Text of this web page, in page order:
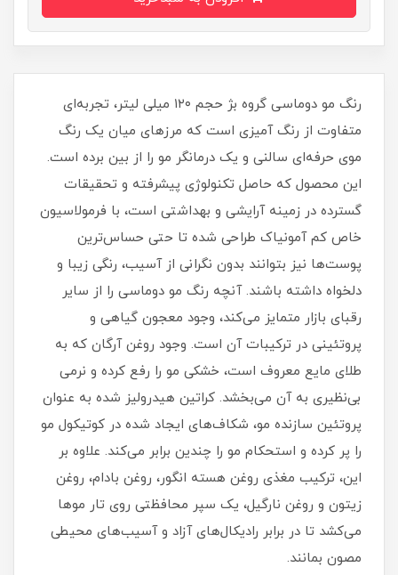
رنگ مو دوماسی گروه بژ حجم ۱۲۰ میلی لیتر، تجربه‌ای
متفاوت از رنگ آمیزی است که مرزهای میان یک رنگ
موی حرفه‌ای سالنی و یک درمانگر مو را از بین برده است.
این محصول که حاصل تکنولوژی پیشرفته و تحقیقات
گسترده در زمینه آرایشی و بهداشتی است، با فرمولاسیون
خاص کم‌ آمونیاک طراحی شده تا حتی حساس‌ترین
پوست‌ها نیز بتوانند بدون نگرانی از آسیب، رنگی زیبا و
دلخواه داشته باشند. آنچه رنگ مو دوماسی را از سایر
رقبای بازار متمایز می‌کند، وجود معجون گیاهی و
پروتئینی در ترکیبات آن است. وجود روغن آرگان که به
طلای مایع معروف است، خشکی مو را رفع کرده و نرمی
بی‌نظیری به آن می‌بخشد. کراتین هیدرولیز شده به عنوان
پروتئین سازنده مو، شکاف‌های ایجاد شده در کوتیکول مو
را پر کرده و استحکام مو را چندین برابر می‌کند. علاوه بر
این، ترکیب مغذی روغن هسته انگور، روغن بادام، روغن
زیتون و روغن نارگیل، یک سپر محافظتی روی تار موها
می‌کشد تا در برابر رادیکال‌های آزاد و آسیب‌های محیطی
مصون بمانند.